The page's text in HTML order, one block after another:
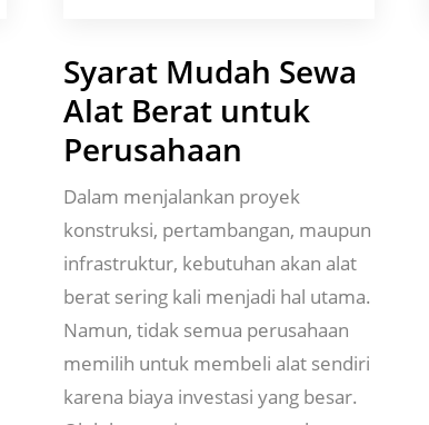
Syarat Mudah Sewa
Alat Berat untuk
Perusahaan
Dalam menjalankan proyek
konstruksi, pertambangan, maupun
infrastruktur, kebutuhan akan alat
berat sering kali menjadi hal utama.
Namun, tidak semua perusahaan
memilih untuk membeli alat sendiri
karena biaya investasi yang besar.